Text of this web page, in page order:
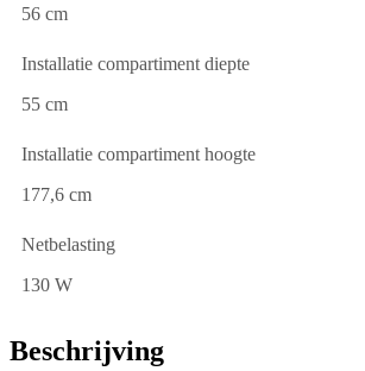
56 cm
Installatie compartiment diepte
55 cm
Installatie compartiment hoogte
177,6 cm
Netbelasting
130 W
Beschrijving